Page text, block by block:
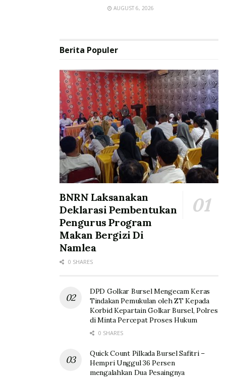
AUGUST 6, 2026
Berita Populer
BNRN Laksanakan
Deklarasi Pembentukan
Pengurus Program
Makan Bergizi Di
Namlea
0 SHARES
DPD Golkar Bursel Mengecam Keras
Tindakan Pemukulan oleh ZT Kepada
Korbid Kepartain Golkar Bursel, Polres
di Minta Percepat Proses Hukum
0 SHARES
Quick Count Pilkada Bursel Safitri –
Hempri Unggul 36 Persen
mengalahkan Dua Pesaingnya